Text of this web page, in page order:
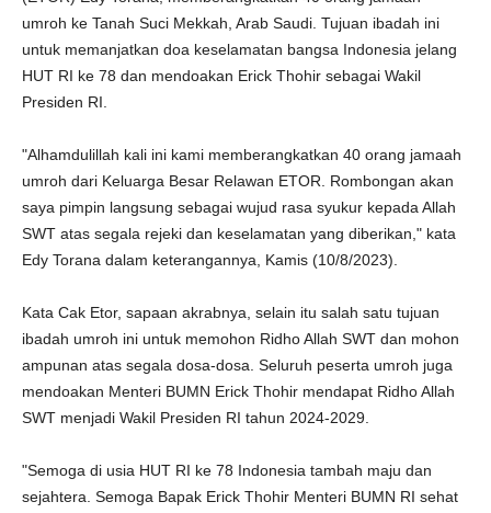
umroh ke Tanah Suci Mekkah, Arab Saudi. Tujuan ibadah ini
untuk memanjatkan doa keselamatan bangsa Indonesia jelang
HUT RI ke 78 dan mendoakan Erick Thohir sebagai Wakil
Presiden RI.
"Alhamdulillah kali ini kami memberangkatkan 40 orang jamaah
umroh dari Keluarga Besar Relawan ETOR. Rombongan akan
saya pimpin langsung sebagai wujud rasa syukur kepada Allah
SWT atas segala rejeki dan keselamatan yang diberikan," kata
Edy Torana dalam keterangannya, Kamis (10/8/2023).
Kata Cak Etor, sapaan akrabnya, selain itu salah satu tujuan
ibadah umroh ini untuk memohon Ridho Allah SWT dan mohon
ampunan atas segala dosa-dosa. Seluruh peserta umroh juga
mendoakan Menteri BUMN Erick Thohir mendapat Ridho Allah
SWT menjadi Wakil Presiden RI tahun 2024-2029.
"Semoga di usia HUT RI ke 78 Indonesia tambah maju dan
sejahtera. Semoga Bapak Erick Thohir Menteri BUMN RI sehat